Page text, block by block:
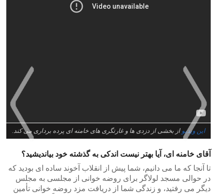
این ویدیو از بخشی از دزدی ها و غارتگری های خامنه ای پرده برداری می کند.
آقای خامنه ای، آیا بهتر نیست اندکی به گذشته خود بیاندیشید؟
تا آنجا که ما می دانیم، شما پیش از انقلاب آخوند ساده ای بودید که
در حوالی مسجد لولاگر برای روضه خوانی از مجلسی به مجلس
دیگر می رفتید، و زندگی شما از دریافت مزد روضه خوانی تأمین
<